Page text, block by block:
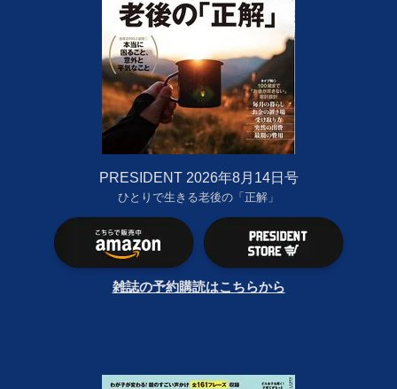
PRESIDENT 2026年8月14日号
ひとりで生きる老後の「正解」
雑誌の予約購読はこちらから